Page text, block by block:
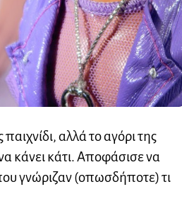
αλλά το αγόρι της
κάνει κάτι. Αποφάσισε να
γνώριζαν (οπωσδήποτε) τι